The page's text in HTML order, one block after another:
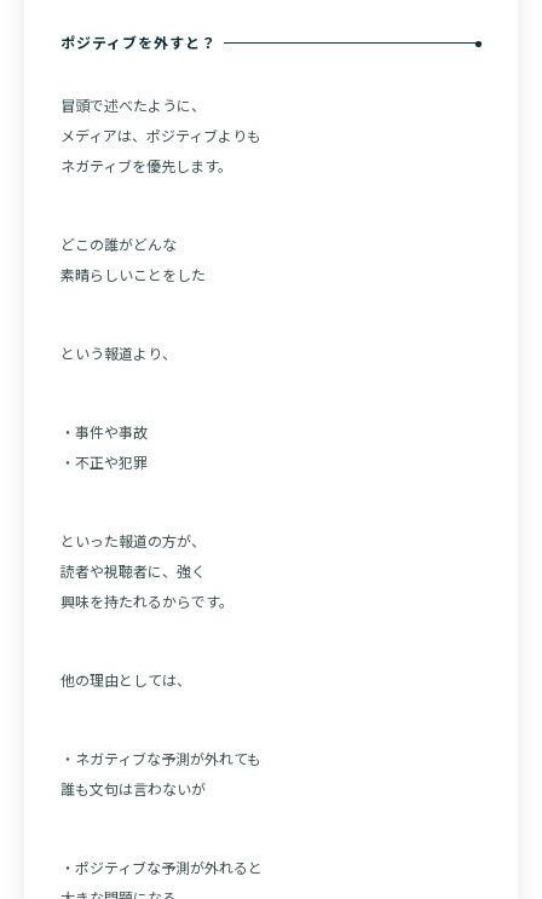
ポジティブを外すと？
冒頭で述べたように、
メディアは、ポジティブよりも
ネガティブを優先します。
どこの誰がどんな
素晴らしいことをした
という報道より、
・事件や事故
・不正や犯罪
といった報道の方が、
読者や視聴者に、強く
興味を持たれるからです。
他の理由としては、
・ネガティブな予測が外れても
誰も文句は言わないが
・ポジティブな予測が外れると